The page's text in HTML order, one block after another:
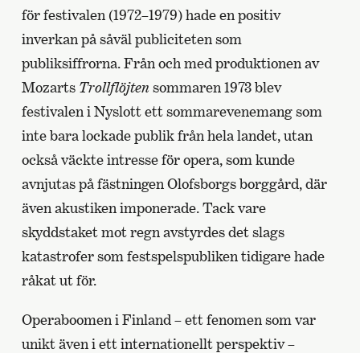
för festivalen (1972–1979) hade en positiv
inverkan på såväl publiciteten som
publiksiffrorna. Från och med produktionen av
Mozarts Trollflöjtensommaren 1973 blev
festivalen i Nyslott ett sommarevenemang som
inte bara lockade publik från hela landet, utan
också väckte intresse för opera, som kunde
avnjutas på fästningen Olofsborgs borggård, där
även akustiken imponerade. Tack vare
skyddstaket mot regn avstyrdes det slags
katastrofer som festspelspubliken tidigare hade
råkat ut för.
Operaboomen i Finland – ett fenomen som var
unikt även i ett internationellt perspektiv –